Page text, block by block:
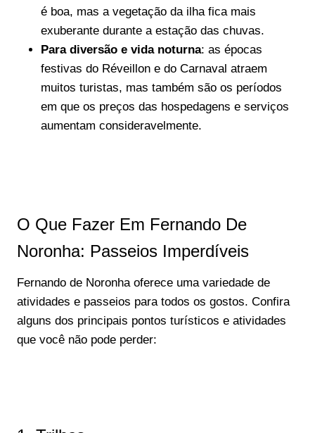
é boa, mas a vegetação da ilha fica mais
exuberante durante a estação das chuvas.
Para diversão e vida noturna: as épocas
festivas do Réveillon e do Carnaval atraem
muitos turistas, mas também são os períodos
em que os preços das hospedagens e serviços
aumentam consideravelmente.
O Que Fazer Em Fernando De
Noronha: Passeios Imperdíveis
Fernando de Noronha oferece uma variedade de
atividades e passeios para todos os gostos. Confira
alguns dos principais pontos turísticos e atividades
que você não pode perder: